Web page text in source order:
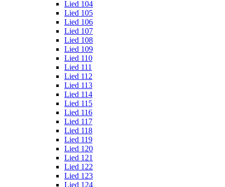
Lied 104
Lied 105
Lied 106
Lied 107
Lied 108
Lied 109
Lied 110
Lied 111
Lied 112
Lied 113
Lied 114
Lied 115
Lied 116
Lied 117
Lied 118
Lied 119
Lied 120
Lied 121
Lied 122
Lied 123
Lied 124